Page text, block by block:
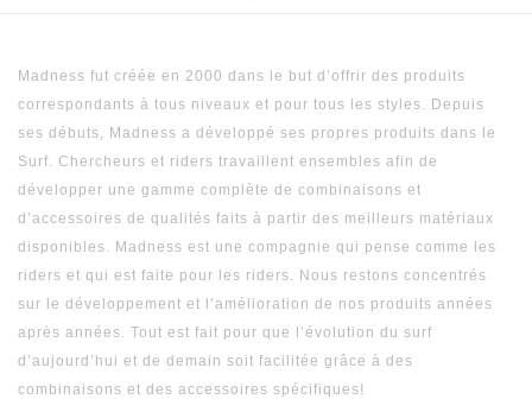
Madness fut créée en 2000 dans le but d’offrir des produits
correspondants à tous niveaux et pour tous les styles. Depuis
ses débuts, Madness a développé ses propres produits dans le
Surf. Chercheurs et riders travaillent ensembles afin de
développer une gamme complète de combinaisons et
d’accessoires de qualités faits à partir des meilleurs matériaux
disponibles. Madness est une compagnie qui pense comme les
riders et qui est faite pour les riders. Nous restons concentrés
sur le développement et l’amélioration de nos produits années
après années. Tout est fait pour que l’évolution du surf
d’aujourd’hui et de demain soit facilitée grâce à des
combinaisons et des accessoires spécifiques!